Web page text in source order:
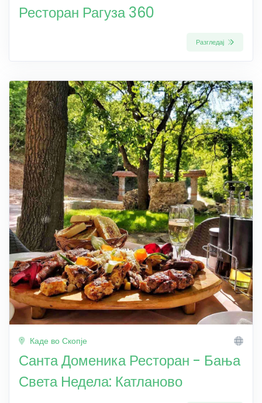
Ресторан Рагуза 360
Разгледај
Каде во Скопје
Санта Доменика Ресторан - Бања
Света Недела: Катланово